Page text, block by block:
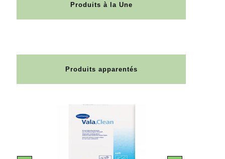
Produits à la Une
Produits apparentés